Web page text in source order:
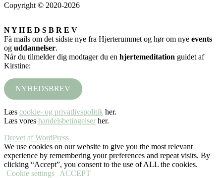
Copyright © 2020-2026
N Y H E D S B R E V
Få mails om det sidste nye fra Hjerterummet og hør om nye events
og uddannelser.
Når du tilmelder dig modtager du en hjertemeditation guidet af
Kirstine:
NYHEDSBREV
Læs cookie- og privatlivspolitik her.
Læs vores handelsbetingelser her.
Drevet af WordPress
We use cookies on our website to give you the most relevant
experience by remembering your preferences and repeat visits. By
clicking “Accept”, you consent to the use of ALL the cookies.
Cookie settings
ACCEPT